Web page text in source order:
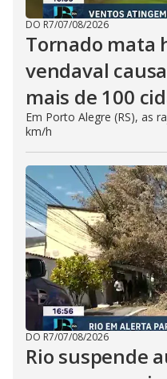
DO R7/07/08/2026
Tornado mata
vendaval
mais de 100
Em Porto Alegre (RS), as
km/h
DO R7/07/08/2026
Rio suspende